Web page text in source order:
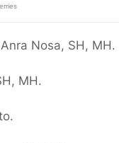
Nosa, SH, MH.
MH.